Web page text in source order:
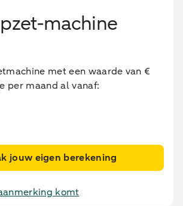
machine
met een waarde van €
per maand al vanaf:
jouw eigen berekening
komt